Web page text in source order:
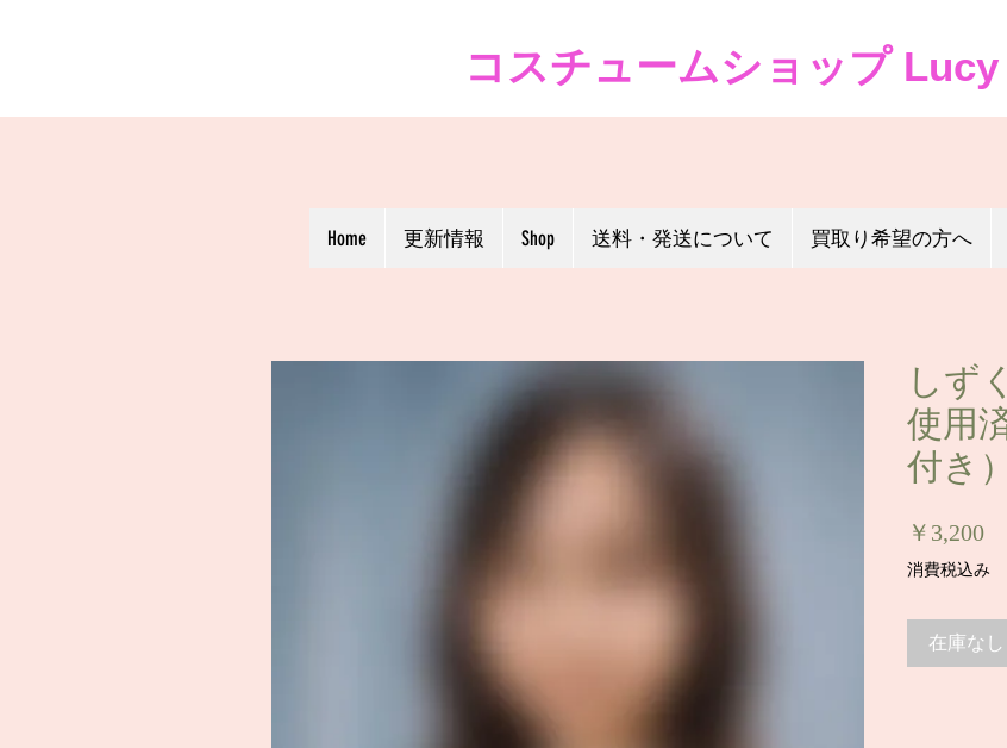
コスチュームショップ Lucy
しず
使用
付き
￥3,200価
格
消費税込み
在庫なし
Home 更新情報 Shop 送料・発送について 買取り希望の方へ